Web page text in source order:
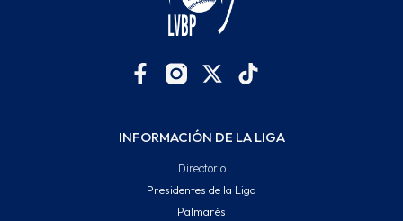
INFORMACIÓN DE LA LIGA
Directorio
Presidentes de la Liga
Palmarés